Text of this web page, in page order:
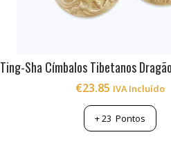
Ting-Sha Címbalos Tibetanos
€23.85 IVA Incluído
+23 Pontos